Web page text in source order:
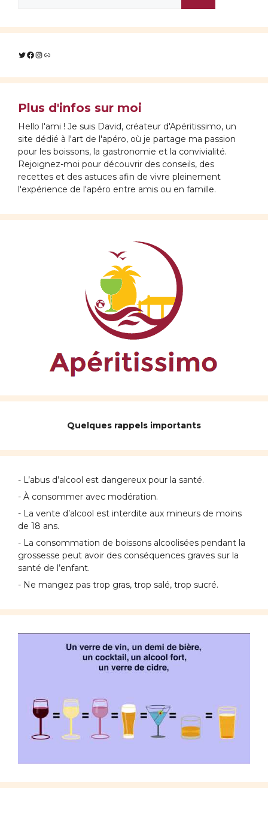
Twitter
Facebook
Instagram
Lien
Plus d'infos sur moi
Hello l'ami ! Je suis David, créateur d'Apéritissimo, un
site dédié à l'art de l'apéro, où je partage ma passion
pour les boissons, la gastronomie et la convivialité.
Rejoignez-moi pour découvrir des conseils, des
recettes et des astuces afin de vivre pleinement
l'expérience de l'apéro entre amis ou en famille.
Quelques rappels importants
- L’abus d’alcool est dangereux pour la santé.
- À consommer avec modération.
- La vente d’alcool est interdite aux mineurs de moins
de 18 ans.
- La consommation de boissons alcoolisées pendant la
grossesse peut avoir des conséquences graves sur la
santé de l’enfant.
- Ne mangez pas trop gras, trop salé, trop sucré.